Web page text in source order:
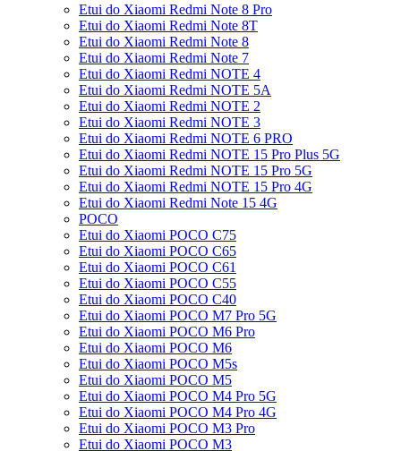
Etui do Xiaomi Redmi Note 8 Pro
Etui do Xiaomi Redmi Note 8T
Etui do Xiaomi Redmi Note 8
Etui do Xiaomi Redmi Note 7
Etui do Xiaomi Redmi NOTE 4
Etui do Xiaomi Redmi NOTE 5A
Etui do Xiaomi Redmi NOTE 2
Etui do Xiaomi Redmi NOTE 3
Etui do Xiaomi Redmi NOTE 6 PRO
Etui do Xiaomi Redmi NOTE 15 Pro Plus 5G
Etui do Xiaomi Redmi NOTE 15 Pro 5G
Etui do Xiaomi Redmi NOTE 15 Pro 4G
Etui do Xiaomi Redmi Note 15 4G
POCO
Etui do Xiaomi POCO C75
Etui do Xiaomi POCO C65
Etui do Xiaomi POCO C61
Etui do Xiaomi POCO C55
Etui do Xiaomi POCO C40
Etui do Xiaomi POCO M7 Pro 5G
Etui do Xiaomi POCO M6 Pro
Etui do Xiaomi POCO M6
Etui do Xiaomi POCO M5s
Etui do Xiaomi POCO M5
Etui do Xiaomi POCO M4 Pro 5G
Etui do Xiaomi POCO M4 Pro 4G
Etui do Xiaomi POCO M3 Pro
Etui do Xiaomi POCO M3